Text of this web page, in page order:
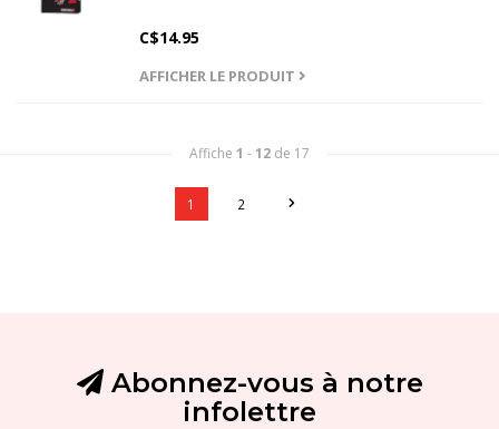
C$14.95
AFFICHER LE PRODUIT
Affiche 1 - 12 de 17
1 2
Abonnez-vous à notre
infolettre